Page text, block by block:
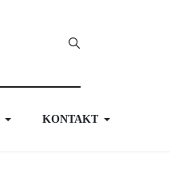
KONTAKT